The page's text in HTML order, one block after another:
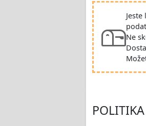
Ne
POLITIKA